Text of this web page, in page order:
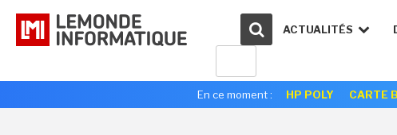
ACTUALITÉS
En ce moment : HP POLY CARTE